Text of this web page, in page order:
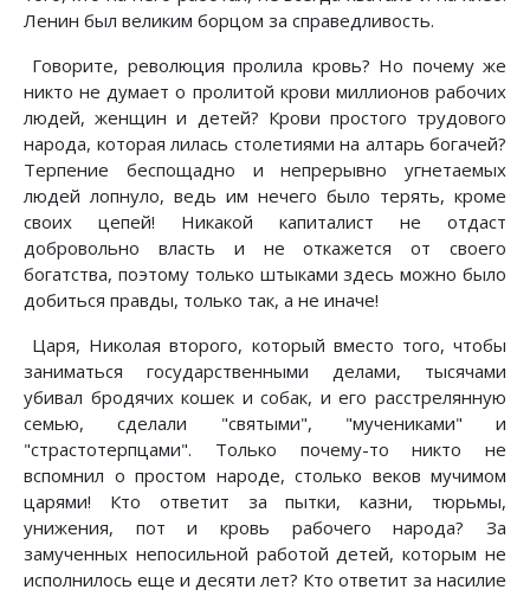
Ленин был великим борцом за справедливость.
Говорите, революция пролила кровь? Но почему же
никто не думает о пролитой крови миллионов рабочих
людей, женщин и детей? Крови простого трудового
народа, которая лилась столетиями на алтарь богачей?
Терпение беспощадно и непрерывно угнетаемых
людей лопнуло, ведь им нечего было терять, кроме
своих цепей! Никакой капиталист не отдаст
добровольно власть и не откажется от своего
богатства, поэтому только штыками здесь можно было
добиться правды, только так, а не иначе!
Царя, Николая второго, который вместо того, чтобы
заниматься государственными делами, тысячами
убивал бродячих кошек и собак, и его расстрелянную
семью, сделали "святыми", "мучениками" и
"страстотерпцами". Только почему-то никто не
вспомнил о простом народе, столько веков мучимом
царями! Кто ответит за пытки, казни, тюрьмы,
унижения, пот и кровь рабочего народа? За
замученных непосильной работой детей, которым не
исполнилось еще и десяти лет? Кто ответит за насилие